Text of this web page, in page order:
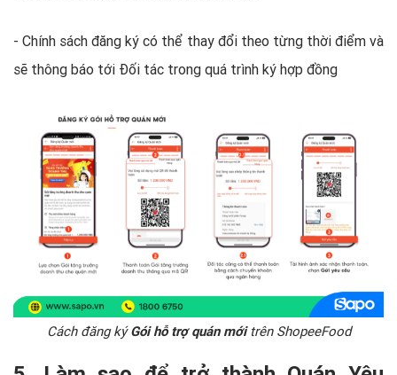
- Chính sách đăng ký có thể thay đổi theo từng thời điểm và
sẽ thông báo tới Đối tác trong quá trình ký hợp đồng
Cách đăng kýGói hỗ trợ quán mới trên ShopeeFood